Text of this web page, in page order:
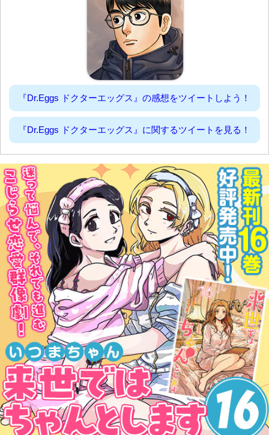
『Dr.Eggs ドクターエッグス』の感想をツイートしよう！
『Dr.Eggs ドクターエッグス』に関するツイートを見る！